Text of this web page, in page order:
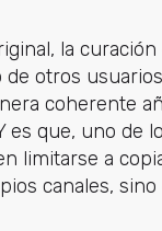
la
otros
coherente
que, uno de
limitarse a
canales,